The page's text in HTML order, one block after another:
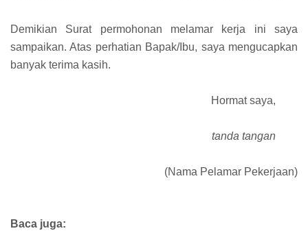
Demikian Surat permohonan melamar kerja ini saya
sampaikan. Atas perhatian Bapak/Ibu, saya mengucapkan
banyak terima kasih.
Hormat saya,
tanda tangan
(Nama Pelamar Pekerjaan)
Baca juga: